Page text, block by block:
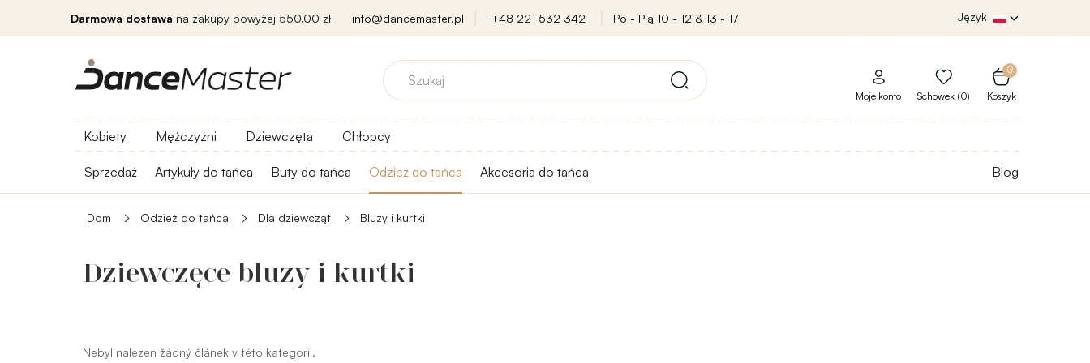
Darmowa dostawa na zakupy powyżej 550.00 zł info@dancemaster.pl +48 221 532 342 Po - Pią 10 - 12 & 13 - 17 Język
0
Koszyk
Moje konto Schowek (0)
Kobiety Mężczyźni Dziewczęta Chłopcy
Sprzedaż Artykuły do ​​tańca Buty do tańca Odzież do tańca Akcesoria do tańca Blog
Dom Odzież do tańca Dla dziewcząt Bluzy i kurtki
Dziewczęce bluzy i kurtki
Nebyl nalezen žádný článek v této kategorii.